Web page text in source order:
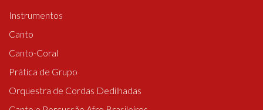
Instrumentos
Canto
Canto-Coral
Prática de Grupo
Orquestra de Cordas Dedilhadas